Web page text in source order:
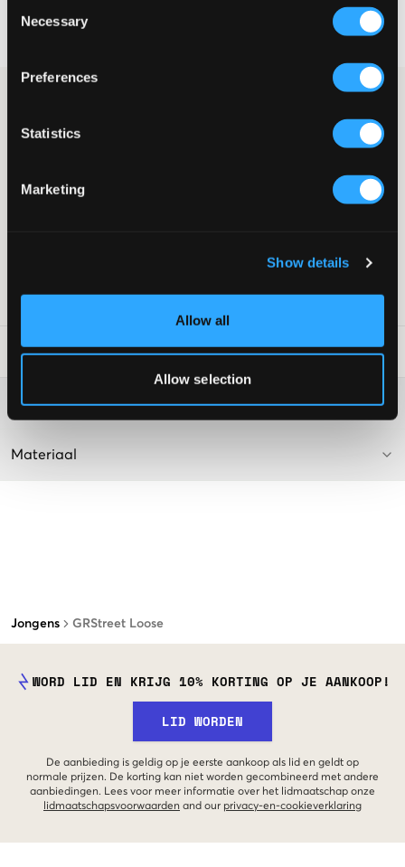
Selection
Necessary
Preferences
Statistics
Marketing
Show details
Allow all
Allow selection
Jongens GRStreet Loose
Gratis verzending vanaf €69
Vijfzakkenmodel met een wijde pasvorm. De taille is verstelbaar
en sluit met een knoop en ritssluiting. Dit jeansmodel is
momenteel absoluut het meest trendy. Combineer het gerust
Jeans
SKU
Laundry Advice:
Washing advice
Materiaal
WORD LID EN KRIJG 10% KORTING OP JE AANKOOP!
LID WORDEN
De aanbieding is geldig op je eerste aankoop als lid en geldt op
normale prijzen. De korting kan niet worden gecombineerd met andere
aanbiedingen. Lees voor meer informatie over het lidmaatschap onze
lidmaatschapsvoorwaarden and our privacy-en-cookieverklaring